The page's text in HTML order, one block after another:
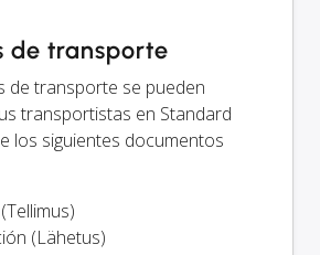
de transporte
de transporte se pueden
transportistas en Standard
los siguientes documentos
(Lähetus)